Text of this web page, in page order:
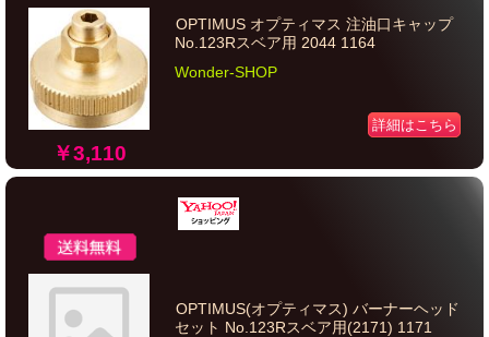
￥3,110
OPTIMUS オプティマス 注油口キャップ
No.123Rスベア用 2044 1164
Wonder-SHOP
詳細はこちら
OPTIMUS(オプティマス) バーナーヘッド
セット No.123Rスベア用(2171) 1171